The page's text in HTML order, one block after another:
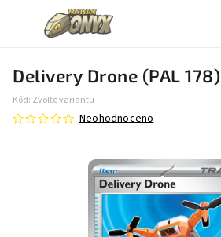
Delivery Drone (PAL 178)
Kód: Zvolte variantu
Neohodnoceno